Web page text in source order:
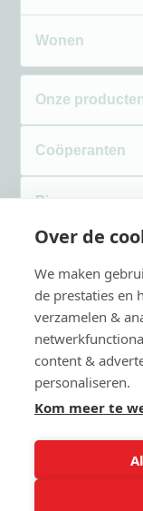
Over de
We maken
de prestaties en
verzamelen &
content &
personaliseren.
Kom meer te
Wonen
Onze
Coöperanten
Pigas
Over Kwaito
Contact